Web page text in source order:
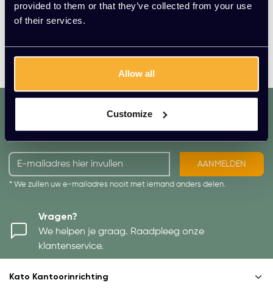
provided to them or that they’ve collected from your use
of their services.
Allow all
Customize
EUR 169,00 Excl. btw
Mis geen enkele aanbieding of actie.
AANMELDEN
* We zullen uw e-mailadres nooit met iemand anders delen.
Vragen?
We helpen je graag. Raadpleeg onze
klantenservice.
Kato Kantoorinrichting